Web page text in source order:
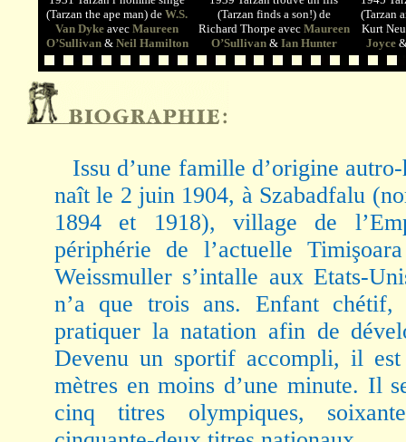
(Tarzan the ape man) de W.S.
Van Dyke avec Maureen
O’Sullivan& Neil Hamilton
(Tarzan finds a son!) de
Richard Thorpe avec Maureen
O’Sullivan& Ian Hunter
(Tarzan
Kurt
Joyce
Issu d’une famille d’origine
naît le 2 juin 1904, à Szabadfalu
1894 et 1918), village de
périphérie de l’actuelle
Weissmuller s’intalle aux Etats-
n’a que trois ans. Enfant
pratiquer la natation afin de
Devenu un sportif accompli, il
mètres en moins d’une minute. Il
cinq titres olympiques,